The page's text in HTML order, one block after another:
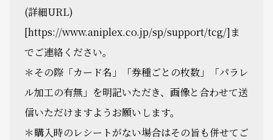
(詳細URL)
[https://www.aniplex.co.jp/sp/support/tcg/]ま
でご連絡ください。
＊その際「カード名」「券種ごとの枚数」「パラレ
ル加工の有無」を明記いただき、画像と合わせて送
信いただけますようお願いします。
＊購入時のレシートがない場合はその旨も併せてご